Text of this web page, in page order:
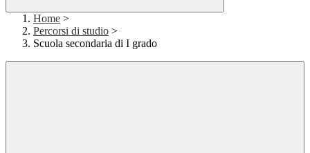
Home >
Percorsi di studio >
Scuola secondaria di I grado